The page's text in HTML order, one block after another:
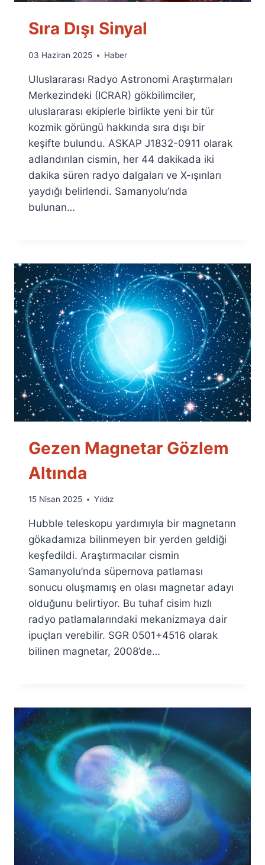
Sıra Dışı Sinyal
By
Fuat
Özyar
03 Haziran 2025 Haber
Uluslararası Radyo Astronomi Araştırmaları
Merkezindeki (ICRAR) gökbilimciler,
uluslararası ekiplerle birlikte yeni bir tür
kozmik görüngü hakkında sıra dışı bir
keşifte bulundu. ASKAP J1832-0911 olarak
adlandırılan cismin, her 44 dakikada iki
dakika süren radyo dalgaları ve X-ışınları
yaydığı belirlendi. Samanyolu’nda
bulunan…
Gezen Magnetar Gözlem
Altında
By
Fuat
Özyar
15 Nisan 2025 Yıldız
Hubble teleskopu yardımıyla bir magnetarın
gökadamıza bilinmeyen bir yerden geldiği
keşfedildi. Araştırmacılar cismin
Samanyolu’nda süpernova patlaması
sonucu oluşmamış en olası magnetar adayı
olduğunu belirtiyor. Bu tuhaf cisim hızlı
radyo patlamalarındaki mekanizmaya dair
ipuçları verebilir. SGR 0501+4516 olarak
bilinen magnetar, 2008’de…